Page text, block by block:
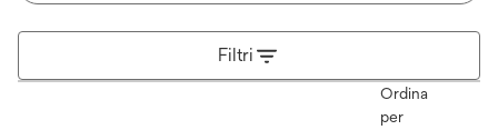
Filtri
Ordina
per